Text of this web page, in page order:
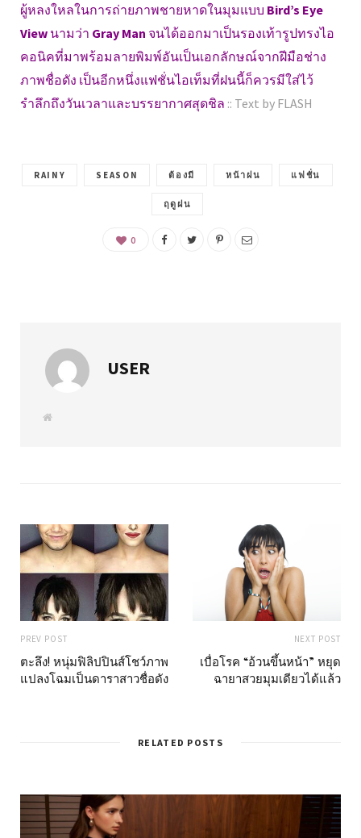
ผู้หลงใหลในการถ่ายภาพชายหาดในมุมแบบ Bird’s Eye
View นามว่า Gray Man จนได้ออกมาเป็นรองเท้ารูปทรงไอ
คอนิคที่มาพร้อมลายพิมพ์อันเป็นเอกลักษณ์จากฝีมือช่าง
ภาพชื่อดัง เป็นอีกหนึ่งแฟชั่นไอเท็มที่ฝนนี้ก็ควรมีใส่ไว้
รำลึกถึงวันเวลาและบรรยากาศสุดชิล :: Text by FLASH
RAINY SEASON ต้องมี หน้าฝน แฟชั่น
ฤดูฝน
0
USER
W
PREV POST
ตะลึง! หนุ่มฟิลิปปินส์โชว์ภาพ
แปลงโฉมเป็นดาราสาวชื่อดัง
NEXT POST
เบื่อโรค “อ้วนขึ้นหน้า” หยุด
ฉายาสวยมุมเดียวได้แล้ว
RELATED POSTS